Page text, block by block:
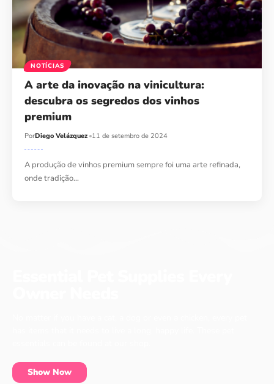
NOTÍCIAS
A arte da inovação na vinicultura:
descubra os segredos dos vinhos
premium
PorDiego Velázquez 11 de setembro de 2024
A produção de vinhos premium sempre foi uma arte refinada,
onde tradição…
Show Now